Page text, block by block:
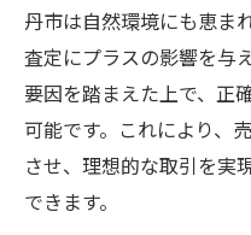
丹市は自然環境にも恵ま
査定にプラスの影響を与
要因を踏まえた上で、正
可能です。これにより、
させ、理想的な取引を実
できます。